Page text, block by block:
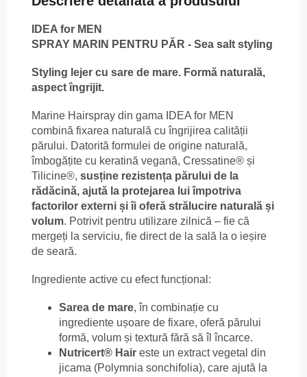
IDEA for MEN
SPRAY MARIN PENTRU PĂR - Sea salt styling
Styling lejer cu sare de mare. Formă naturală,
aspect îngrijit.
Marine Hairspray din gama IDEA for MEN
combină fixarea naturală cu îngrijirea calității
părului. Datorită formulei de origine naturală,
îmbogățite cu keratină vegană, Cressatine® și
Tilicine®, susține rezistența părului de la
rădăcină, ajută la protejarea lui împotriva
factorilor externi și îi oferă strălucire naturală și
volum. Potrivit pentru utilizare zilnică – fie că
mergeți la serviciu, fie direct de la sală la o ieșire
de seară.
Ingrediente active cu efect funcțional:
Sarea de mare, în combinație cu
ingrediente ușoare de fixare, oferă părului
formă, volum și textură fără să îl încarce.
Nutricert® Hair este un extract vegetal din
jicama (Polymnia sonchifolia), care ajută la